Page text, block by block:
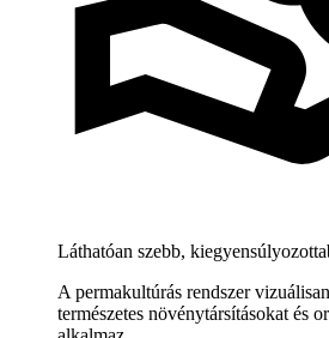
Láthatóan szebb,
A permakultúrás rendszer
természetes növénytársításokat és